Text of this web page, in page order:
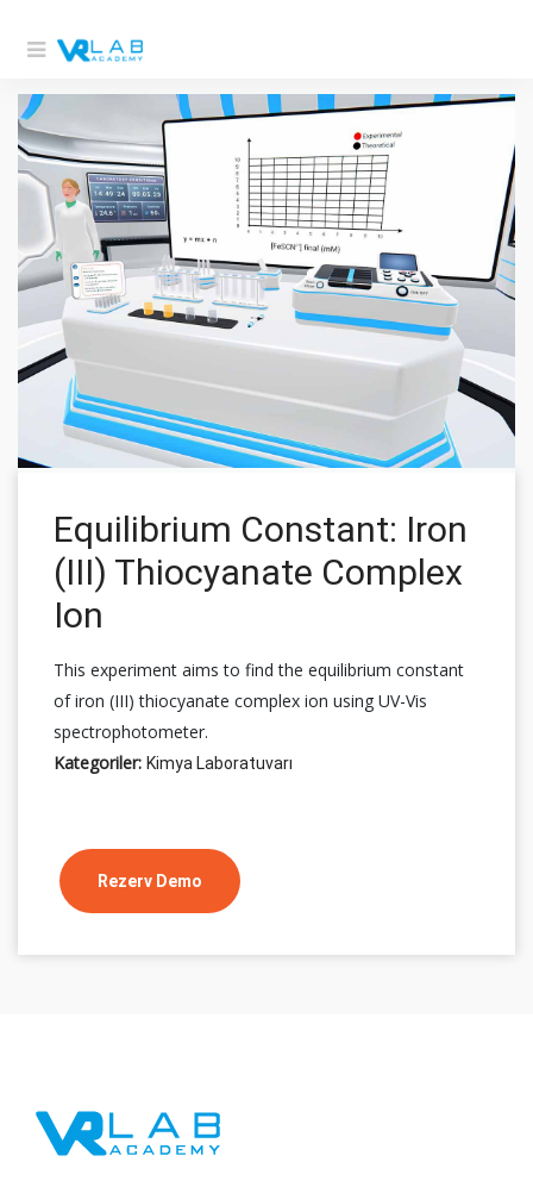
Equilibrium Constant: Iron
(III) Thiocyanate Complex
Ion
This experiment aims to find the equilibrium constant
of iron (III) thiocyanate complex ion using UV-Vis
spectrophotometer.
Kategoriler: Kimya Laboratuvarı
Rezerv Demo